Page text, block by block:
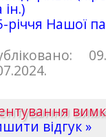
ін.)
рiччя Нашої
відгук »